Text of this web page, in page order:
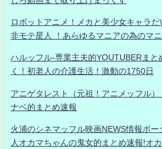
ロボットアニメ！メカと美少女キャラだ
非モテ星人 ！あらゆるマニアの為のマ
ハルッフル-専業主夫的YOUTUBERまと
く！初老人の介護生活！激動の1750日
アニゲタレスト（元祖！アニメッフル
ナベ的まとめ速報
火浦のシネマッフル映画NEWS情報ポ
人オカマちゃんの鬼女的まとめ速報!オ